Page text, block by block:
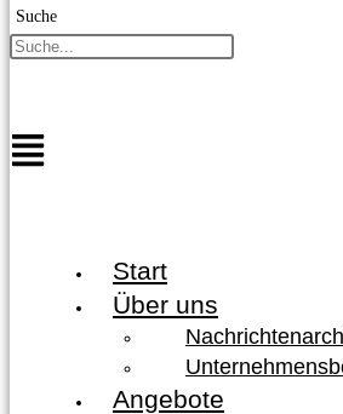
Suche
Start
Über uns
Angebote